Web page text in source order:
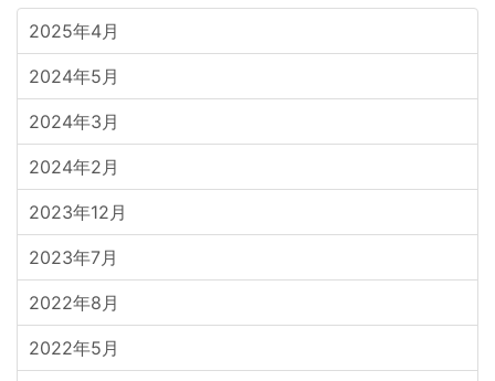
2025年4月
2024年5月
2024年3月
2024年2月
2023年12月
2023年7月
2022年8月
2022年5月